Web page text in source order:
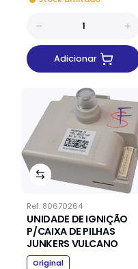
Adicionar
Ref. 80670264
UNIDADE DE IGNIÇÃO
P/CAIXA DE PILHAS
JUNKERS VULCANO
Original